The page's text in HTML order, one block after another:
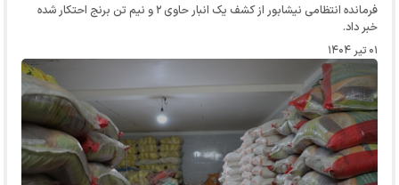
فرمانده انتظامی نیشابور از کشف یک انبار حاوی ۲ و نیم تن برنج احتکار شده
خبر داد.
۰۱ تیر ۱۴۰۴